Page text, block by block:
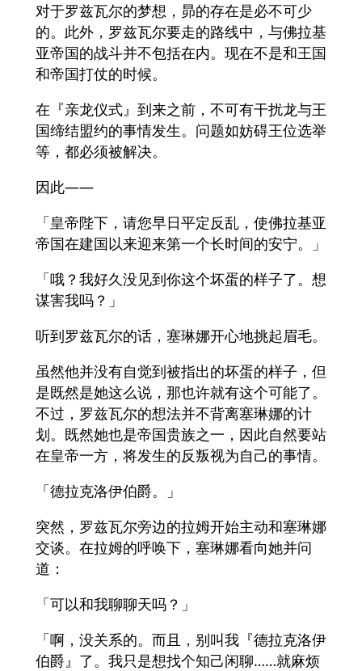
对于罗兹瓦尔的梦想，昴的存在是必不可少
的。此外，罗兹瓦尔要走的路线中，与佛拉基
亚帝国的战斗并不包括在内。现在不是和王国
和帝国打仗的时候。
在『亲龙仪式』到来之前，不可有干扰龙与王
国缔结盟约的事情发生。问题如妨碍王位选举
等，都必须被解决。
因此——
「皇帝陛下，请您早日平定反乱，使佛拉基亚
帝国在建国以来迎来第一个长时间的安宁。」
「哦？我好久没见到你这个坏蛋的样子了。想
谋害我吗？」
听到罗兹瓦尔的话，塞琳娜开心地挑起眉毛。
虽然他并没有自觉到被指出的坏蛋的样子，但
是既然是她这么说，那也许就有这个可能了。
不过，罗兹瓦尔的想法并不背离塞琳娜的计
划。既然她也是帝国贵族之一，因此自然要站
在皇帝一方，将发生的反叛视为自己的事情。
「德拉克洛伊伯爵。」
突然，罗兹瓦尔旁边的拉姆开始主动和塞琳娜
交谈。在拉姆的呼唤下，塞琳娜看向她并问
道：
「可以和我聊聊天吗？」
「啊，没关系的。而且，别叫我『德拉克洛伊
伯爵』了。我只是想找个知己闲聊……就麻烦